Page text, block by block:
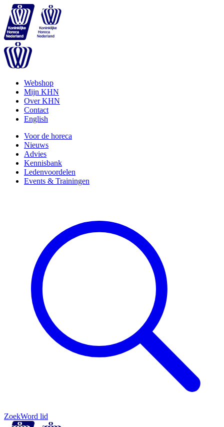
Webshop
Mijn KHN
Over KHN
Contact
English
Voor de horeca
Nieuws
Advies
Kennisbank
Ledenvoordelen
Events & Trainingen
ZoekWord lid